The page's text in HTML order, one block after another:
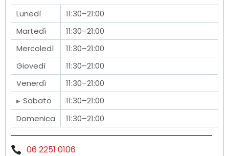
Lunedì
11:30–21:00
Martedì
11:30–21:00
Mercoledì
11:30–21:00
Giovedì
11:30–21:00
Venerdì
11:30–21:00
Sabato
11:30–21:00
Domenica
11:30–21:00
06 2251 0106